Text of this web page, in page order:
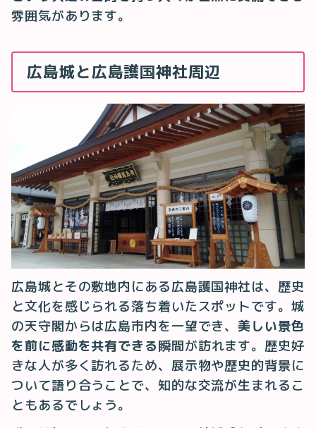
雰囲気があります。
広島城と広島護国神社周辺
広島城とその敷地内にある広島護国神社は、歴史
と文化を感じられる落ち着いたスポットです。城
の天守閣からは広島市内を一望でき、美しい景色
を前に感動を共有できる瞬間が訪れます。歴史好
きな人が多く訪れるため、展示物や歴史的背景に
ついて語り合うことで、知的な交流が生まれるこ
ともあるでしょう。